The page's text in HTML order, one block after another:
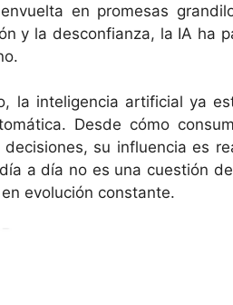
en promesas
y la desconfianza, la IA ha
la inteligencia artificial ya
Desde cómo
su influencia es
a día no es una cuestión
evolución constante.